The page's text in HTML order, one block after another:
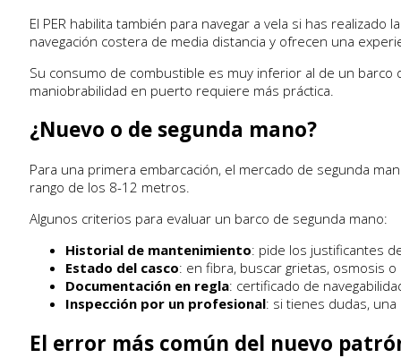
El PER habilita también para navegar a vela si has
navegación costera de media distancia y ofrecen una
Su consumo de combustible es muy inferior al de un
maniobrabilidad en puerto requiere más práctica.
¿Nuevo o de segunda mano?
Para una primera embarcación, el mercado de segunda
rango de los 8-12 metros.
Algunos criterios para evaluar un barco de segunda mano:
Historial de mantenimiento: pide los justificantes
Estado del casco: en fibra, buscar grietas, osmosis
Documentación en regla: certificado de
Inspección por un profesional: si tienes dudas,
El error más común del nuevo